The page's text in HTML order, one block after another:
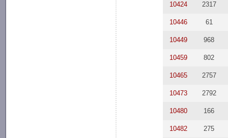
10424 2317
10446 61
10449 968
10459 802
10465 2757
10473 2792
10480 166
10482 275